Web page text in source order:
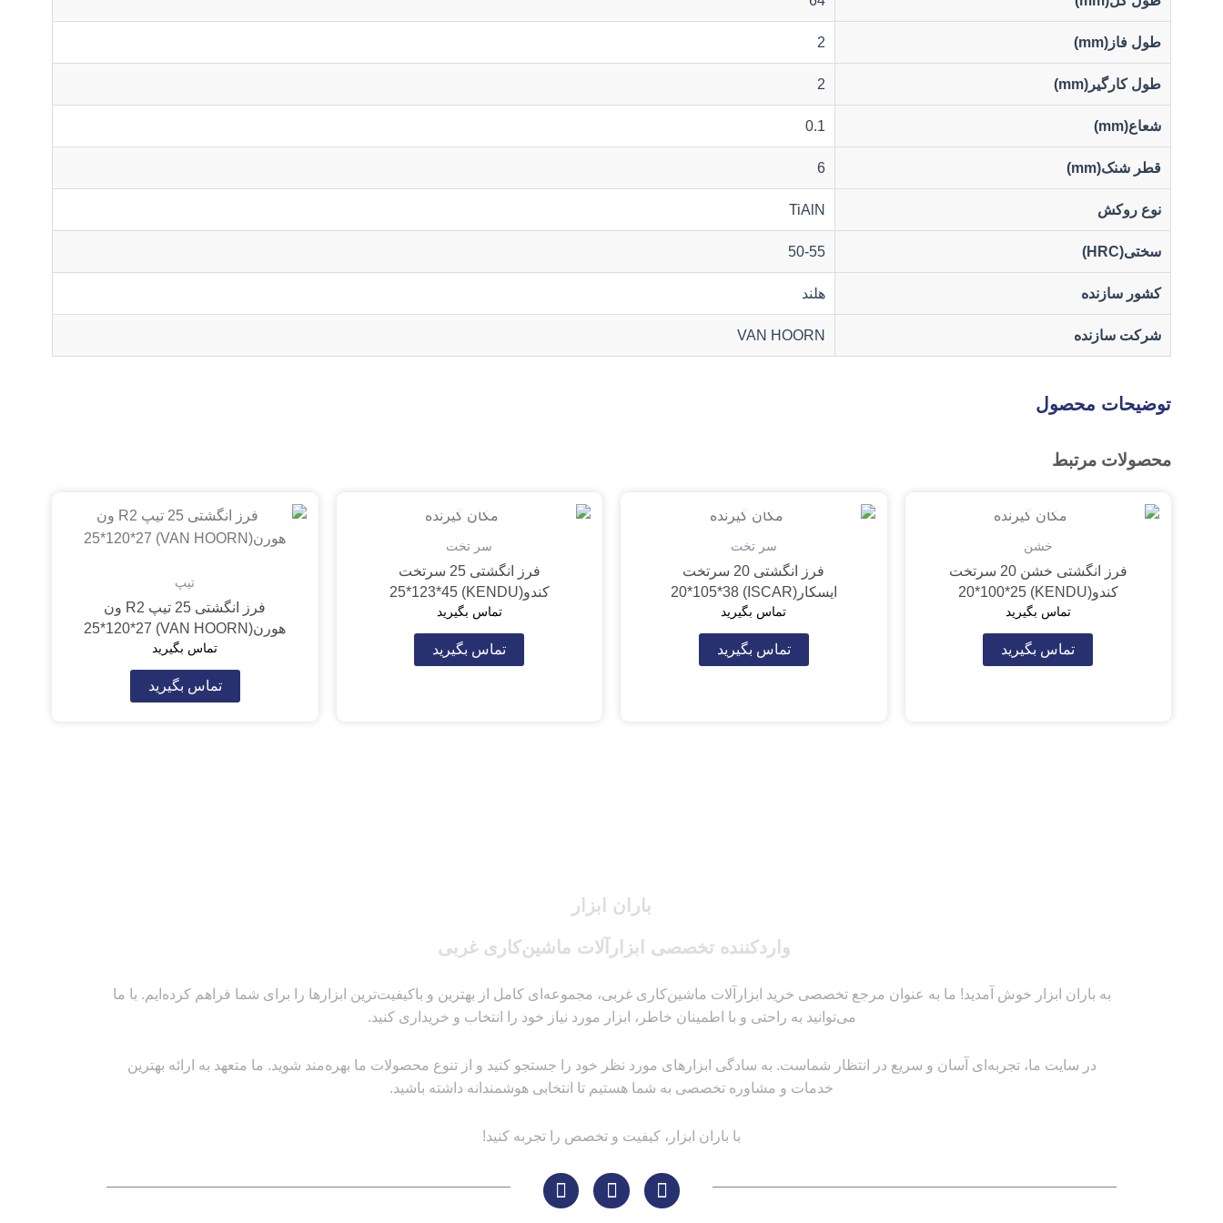
طول فاز(mm) 2
طول کارگیر(mm) 2
شعاع(mm) 0.1
قطر شنک(mm) 6
نوع روکش TiAlN
سختی(HRC) 50-55
کشور سازنده هلند
شرکت سازنده VAN HOORN
توضیحات محصول
محصولات مرتبط
خشن
فرز انگشتی خشن 20 سرتخت
کندو(KENDU) 20*100*25
تماس بگیرید
تماس بگیرید
سر تخت
فرز انگشتی 20 سرتخت
ایسکار(ISCAR) 20*105*38
تماس بگیرید
تماس بگیرید
سر تخت
فرز انگشتی 25 سرتخت
کندو(KENDU) 25*123*45
تماس بگیرید
تماس بگیرید
تیپ
فرز انگشتی 25 تیپ R2 ون
هورن(VAN HOORN) 25*120*27
تماس بگیرید
تماس بگیرید
باران ابزار
واردکننده تخصصی ابزارآلات ماشین‌کاری غربی
به باران ابزار خوش آمدید! ما به عنوان مرجع تخصصی خرید ابزارآلات ماشین‌کاری غربی، مجموعه‌ای کامل از بهترین و باکیفیت‌ترین ابزارها را برای شما فراهم کرده‌ایم. با ما
می‌توانید به راحتی و با اطمینان خاطر، ابزار مورد نیاز خود را انتخاب و خریداری کنید.
در سایت ما، تجربه‌ای آسان و سریع در انتظار شماست. به سادگی ابزارهای مورد نظر خود را جستجو کنید و از تنوع محصولات ما بهره‌مند شوید. ما متعهد به ارائه بهترین
خدمات و مشاوره تخصصی به شما هستیم تا انتخابی هوشمندانه داشته باشید.
با باران ابزار، کیفیت و تخصص را تجربه کنید!